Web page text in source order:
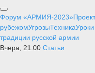
Форум «АРМИЯ-2023»
рубежомУгрозыТехника
традиции русской армии
Вчера, 21:00 Статьи